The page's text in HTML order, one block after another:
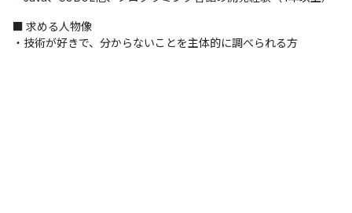
■ 求める人物像
・技術が好きで、分からないことを主体的に調べられる方